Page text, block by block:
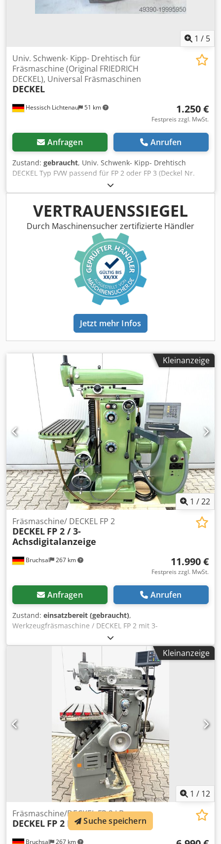
1 / 5
Hessisch Lichtenau 51 km
Univ. Schwenk- Kipp- Drehtisch für
Fräsmaschine (Original FRIEDRICH
DECKEL), Universal Fräsmaschinen
DECKEL
1.250 €
Festpreis zzgl. MwSt.
Anfragen Anrufen
Zustand: gebraucht, Univ. Schwenk- Kipp- Drehtisch
DECKEL Typ FVW passend für FP 2 oder FP 3 (Deckel Nr.
62473) Tischgröße: 700 x 240 mm Dodpfexcilrox Afljwa
Schwenkbar: +/- 30° in alle Richtungen Gewicht: ca. 90 kg
VERTRAUENSSIEGEL
Durch Maschinensucher zertifizierte Händler
Jetzt mehr Infos
Kleinanzeige
1 /22
Bruchsal 267 km
Fräsmaschine/ DECKEL FP 2
DECKEL FP 2 / 3-
Achsdigitalanzeige
11.990 €
Festpreis zzgl. MwSt.
Anfragen Anrufen
Zustand: einsatzbereit (gebraucht),
Werkzeugfräsmaschine / DECKEL FP 2 mit 3-
Achsdigitalanzeige - Heidenhain ND 780 -Maschine im
gepflegten Originalzustand -Verfahrwege X/Y/Z
450x230x400mm Dwedpfsy R Emqsx Aflea -3-
Achsdigitalanzeige Heidenhain -Automatische Vorschübe /
Eilgänge in allen drei Achsen -Drehzahlbereich 40-2000
U/min -Universal Kipp - Schwenk - Drehtisch -Horizontal /
Vertikalfräseinrichtung mit Schiebekopf -
Werkzeugaufnahme ISO 40 -Kühlmitteleinrichtung -Diverse
Werkzeugaufnahmen & Spannzangen -Dokumentation
Abmaße: LxBxH 1,5x1,7x1,8 Meter / Gewicht 1600 Kg
Irrtümer / Eingabefehler vorbehalten
Kleinanzeige
1 / 12
Bruchsal 267 km
Fräsmaschine/DECKEL FP 2 LB
DECKEL FP 2 LB Suche speichern